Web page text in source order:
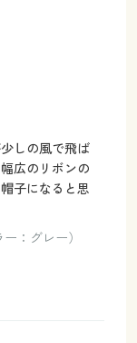
しの風で飛ば
広のリボンの
子になると思
：グレー）